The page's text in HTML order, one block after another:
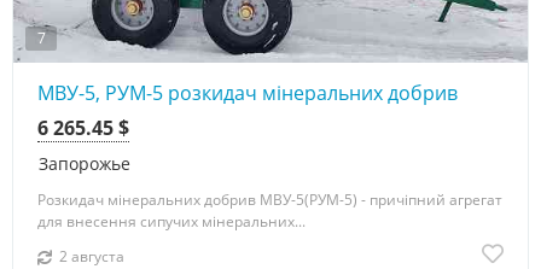
7
МВУ-5, РУМ-5 розкидач мінеральних добрив
Запорожье
6 265.45 $
Розкидач мінеральних добрив МВУ-5(РУМ-5) - причіпний агрегат
для внесення сипучих мінеральних...
2 августа